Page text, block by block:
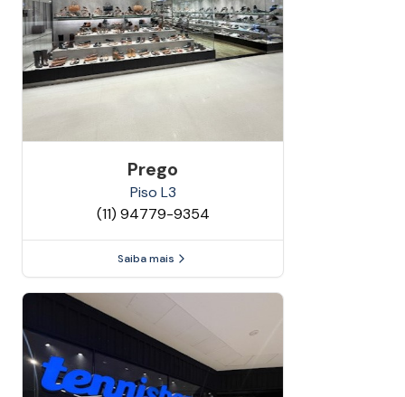
Prego
Piso L3
(11) 94779-9354
Saiba mais